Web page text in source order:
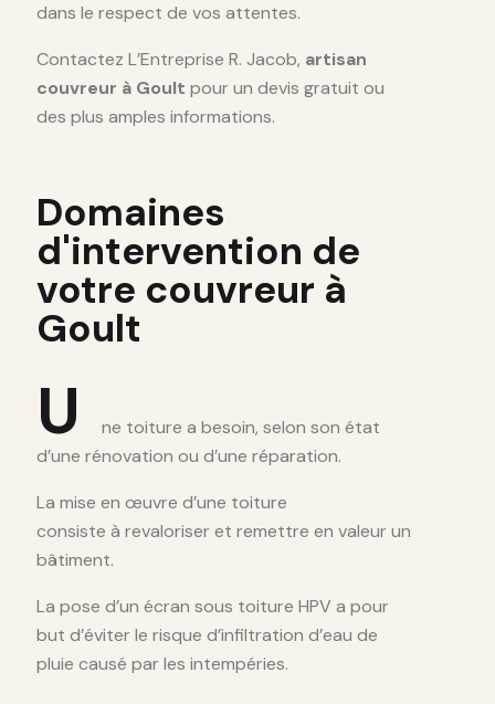
dans le respect de vos attentes.
Contactez L’Entreprise R. Jacob, artisan
couvreur à Goult pour un devis gratuit ou
des plus amples informations.
Domaines
d'intervention de
votre couvreur à
Goult
U
ne toiture a besoin, selon son état
d’une rénovation ou d’une réparation.
La mise en œuvre d’une toiture
consiste à revaloriser et remettre en valeur un
bâtiment.
La pose d’un écran sous toiture HPV a pour
but d’éviter le risque d’infiltration d’eau de
pluie causé par les intempéries.